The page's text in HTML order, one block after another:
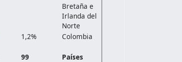
Bretaña e
Irlanda del
Norte
1,2%
Colombia
99 Países